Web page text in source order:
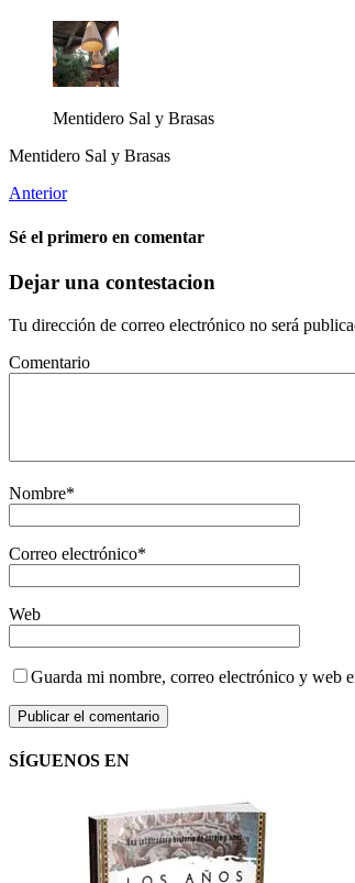
Mentidero Sal y Brasas
Mentidero Sal y Brasas
Anterior
Sé el primero en comentar
Dejar una contestacion
Tu dirección de correo electrónico no será
Comentario
Nombre*
Correo electrónico*
Web
Guarda mi nombre, correo electrónico y web
SÍGUENOS EN